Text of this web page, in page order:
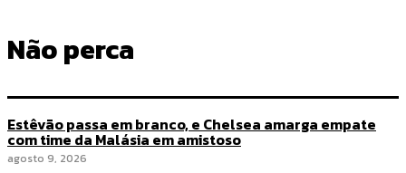
Não perca
Estêvão passa em branco, e Chelsea amarga empate
com time da Malásia em amistoso
agosto 9, 2026